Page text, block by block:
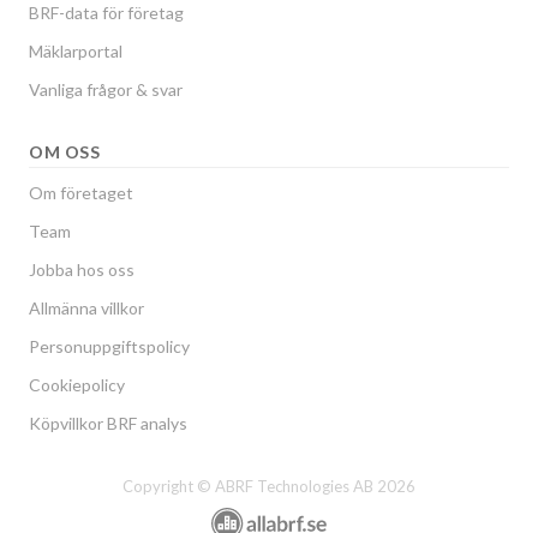
BRF-data för företag
Mäklarportal
Vanliga frågor & svar
OM OSS
Om företaget
Team
Jobba hos oss
Allmänna villkor
Personuppgiftspolicy
Cookiepolicy
Köpvillkor BRF analys
Copyright © ABRF Technologies AB 2026